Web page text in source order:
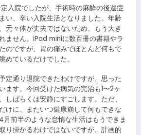
入院でしたが、手術時の麻酔の後遺症
い、辛い入院生活となりました。年齢
元々体が丈夫ではないため、もう大き
ません。iPad miniに数百冊の書籍やラ
のですが、胃の痛みでほとんど何もで
めているだけでした。
定通り退院できたわけですが、思った
ます。今回受けた病気の完治も1〜2ヶ
しばらくは安静にすごします。ただ、
けに、またいつ健康崩して何もできな
月前半のような怠惰な生活はもうできま
り掛かるわけではないですが、計画的